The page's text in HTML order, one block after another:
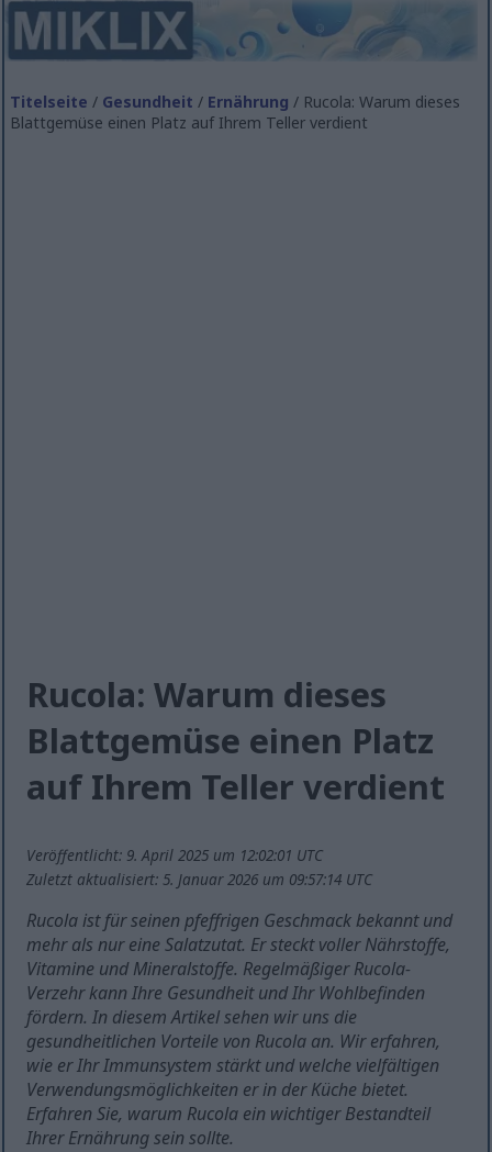
Titelseite / Gesundheit / Ernährung / Rucola: Warum dieses
Blattgemüse einen Platz auf Ihrem Teller verdient
Rucola: Warum dieses
Blattgemüse einen Platz
auf Ihrem Teller verdient
Veröffentlicht: 9. April 2025 um 12:02:01 UTC
Zuletzt aktualisiert: 5. Januar 2026 um 09:57:14 UTC
Rucola ist für seinen pfeffrigen Geschmack bekannt und
mehr als nur eine Salatzutat. Er steckt voller Nährstoffe,
Vitamine und Mineralstoffe. Regelmäßiger Rucola-
Verzehr kann Ihre Gesundheit und Ihr Wohlbefinden
fördern. In diesem Artikel sehen wir uns die
gesundheitlichen Vorteile von Rucola an. Wir erfahren,
wie er Ihr Immunsystem stärkt und welche vielfältigen
Verwendungsmöglichkeiten er in der Küche bietet.
Erfahren Sie, warum Rucola ein wichtiger Bestandteil
Ihrer Ernährung sein sollte.